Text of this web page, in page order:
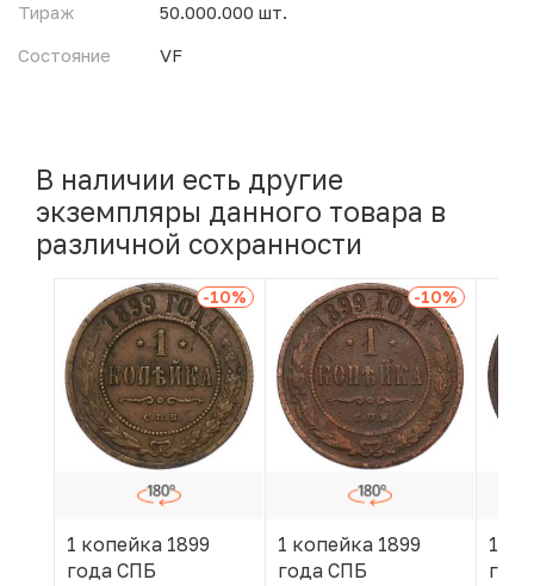
Тираж
50.000.000 шт.
Состояние
VF
В наличии есть другие
экземпляры данного товара в
различной сохранности
-10%
1 копейка 1899
года СПБ
-10%
1 копейка 1899
года СПБ
1